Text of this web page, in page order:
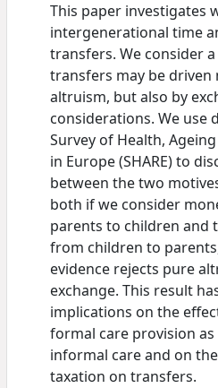
This paper investigates
intergenerational time
transfers. We consider
transfers may be driven
altruism, but also by
considerations. We use
Survey of Health,
in Europe (SHARE) to
between the two
both if we consider
parents to children and
from children to
evidence rejects pure
exchange. This result
implications on the
formal care provision
informal care and on
taxation on transfers.